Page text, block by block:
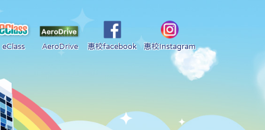
eClass AeroDrive 惠校facebook 惠校Instagram